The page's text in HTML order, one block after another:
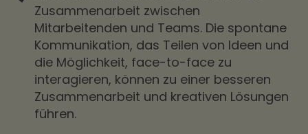
Zusammenarbeit zwischen
Mitarbeitenden und Teams. Die spontane
Kommunikation, das Teilen von Ideen und
die Möglichkeit, face-to-face zu
interagieren, können zu einer besseren
Zusammenarbeit und kreativen Lösungen
führen.